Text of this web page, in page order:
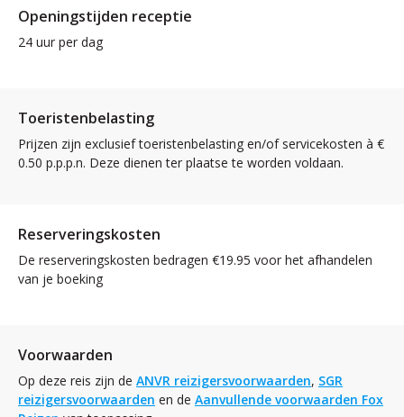
Openingstijden receptie
24 uur per dag
Toeristenbelasting
Prijzen zijn exclusief toeristenbelasting en/of servicekosten à €
0.50 p.p.p.n. Deze dienen ter plaatse te worden voldaan.
Reserveringskosten
De reserveringskosten bedragen €19.95 voor het afhandelen
van je boeking
Voorwaarden
Op deze reis zijn de ANVR reizigersvoorwaarden, SGR
reizigersvoorwaarden en de Aanvullende voorwaarden Fox